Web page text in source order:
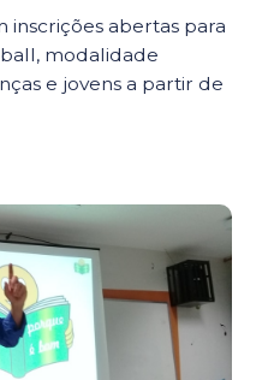
inscrições abertas para
modalidade
e jovens a partir de